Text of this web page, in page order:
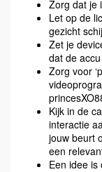
Zorg dat je
Let op de
gezicht
Zet je
dat de
Zorg voor
Kijk in de
interactie
jouw beurt
een
Een idee